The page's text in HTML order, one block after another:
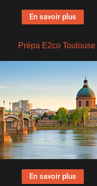
En savoir plus
Prépa E2co Toulouse
En savoir plus